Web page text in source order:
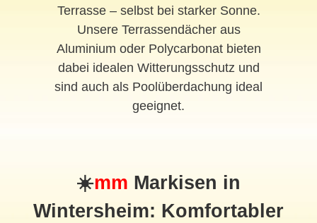
Terrasse – selbst bei starker Sonne.
Unsere Terrassendächer aus
Aluminium oder Polycarbonat bieten
dabei idealen Witterungsschutz und
sind auch als Poolüberdachung ideal
geeignet.
☀️mm Markisen in
Wintersheim: Komfortabler